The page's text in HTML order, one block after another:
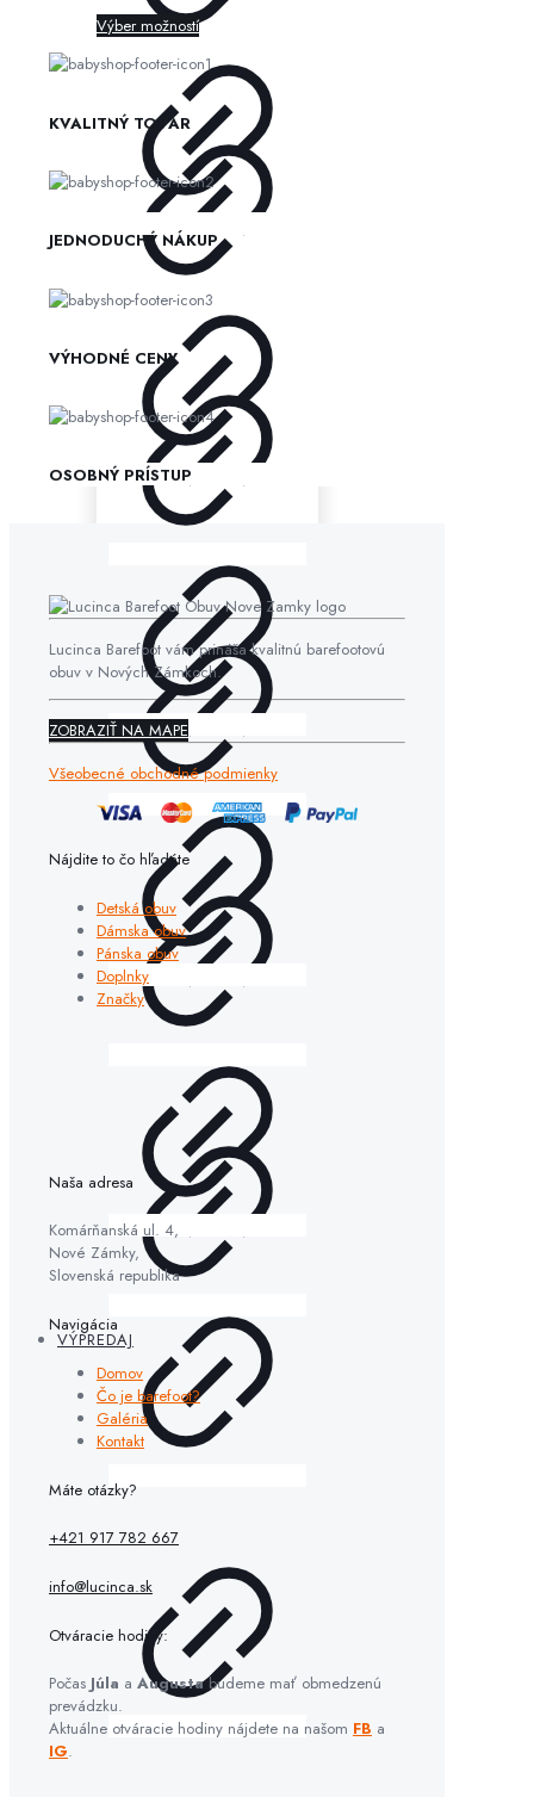
VÝPREDAJ
Výber možností
KVALITNÝ TOVAR
JEDNODUCHÝ NÁKUP
VÝHODNÉ CENY
OSOBNÝ PRÍSTUP
Lucinca Barefoot vám prináša kvalitnú barefootovú
obuv v Nových Zámkoch.
ZOBRAZIŤ NA MAPE
Všeobecné obchodné podmienky
Nájdite to čo hľadáte
Detská obuv
Dámska obuv
Pánska obuv
Doplnky
Značky
Naša adresa
Komárňanská ul. 4,
Nové Zámky,
Slovenská republika
Navigácia
Domov
Čo je barefoot?
Galéria
Kontakt
Máte otázky?
+421 917 782 667
info@lucinca.sk
Otváracie hodiny:
Počas Júla a Augustabudeme mať obmedzenú
prevádzku.
Aktuálne otváracie hodiny nájdete na našom FB a
IG.